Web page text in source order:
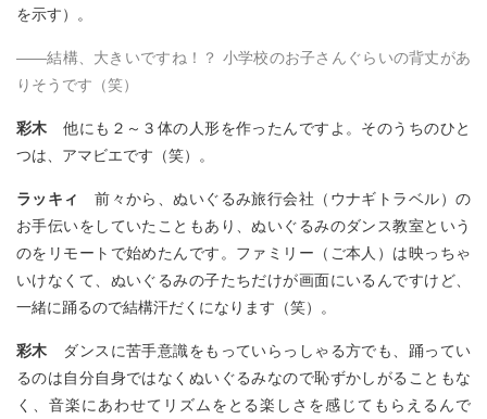
を示す）。
――結構、大きいですね！？ 小学校のお子さんぐらいの背丈があ
りそうです（笑）
彩木他にも２～３体の人形を作ったんですよ。そのうちのひと
つは、アマビエです（笑）。
ラッキィ前々から、ぬいぐるみ旅行会社（ウナギトラベル）の
お手伝いをしていたこともあり、ぬいぐるみのダンス教室という
のをリモートで始めたんです。ファミリー（ご本人）は映っちゃ
いけなくて、ぬいぐるみの子たちだけが画面にいるんですけど、
一緒に踊るので結構汗だくになります（笑）。
彩木 ダンスに苦手意識をもっていらっしゃる方でも、踊ってい
るのは自分自身ではなくぬいぐるみなので恥ずかしがることもな
く、音楽にあわせてリズムをとる楽しさを感じてもらえるんで